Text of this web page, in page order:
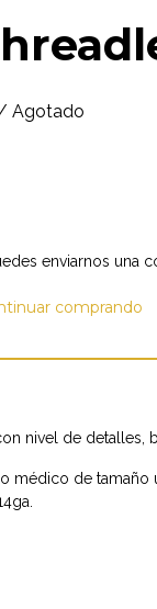
Agotado
enviarnos una
comprando
nivel de detalles,
médico de tamaño